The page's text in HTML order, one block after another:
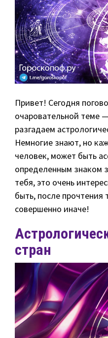
Привет! Сегодня
очаровательной теме
разгадаем
Немногие знают, но
человек, может быть
определенным знаком
тебя, это очень
быть, после
совершенно иначе!
стран